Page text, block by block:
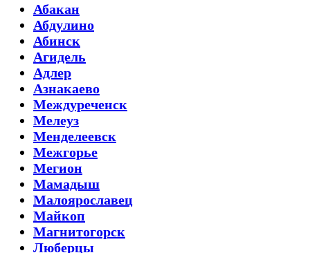
Абакан
Абдулино
Абинск
Агидель
Адлер
Азнакаево
Междуреченск
Мелеуз
Менделеевск
Межгорье
Мегион
Мамадыш
Малоярославец
Майкоп
Магнитогорск
Люберцы